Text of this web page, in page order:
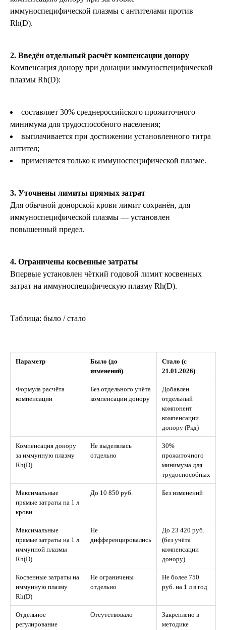
иммуноспецифической плазмы с антителами против
Rh(D).
2. Введён отдельный расчёт компенсации донору
Компенсация донору при донации иммуноспецифической
плазмы Rh(D):
составляет 30% среднероссийского прожиточного
минимума для трудоспособного населения;
выплачивается при достижении установленного титра
антител;
применяется только к иммуноспецифической плазме.
3. Уточнены лимиты прямых затрат
Для обычной донорской крови лимит сохранён, для
иммуноспецифической плазмы — установлен
повышенный предел.
4. Ограничены косвенные затраты
Впервые установлен чёткий годовой лимит косвенных
затрат на иммуноспецифическую плазму Rh(D).
Таблица: было / стало
Параметр
Было (до
изменений)
Стало (с
21.01.2026)
Формула расчёта
компенсации
Без отдельного учёта
компенсации донору
Добавлен
отдельный
компонент
компенсации
донору (Ркд)
Компенсация донору
за иммунную плазму
Rh(D)
Не выделялась
отдельно
30%
прожиточного
минимума для
трудоспособных
Максимальные
прямые затраты на 1 л
крови
До 10 850 руб. Без изменений
Максимальные
прямые затраты на 1 л
иммунной плазмы
Rh(D)
Не
дифференцировались
До 23 420 руб.
(без учёта
компенсации
донору)
Косвенные затраты на
иммунную плазму
Rh(D)
Не ограничены
отдельно
Не более 750
руб. на 1 л в год
Отдельное
регулирование
Отсутствовало
Закреплено в
методике